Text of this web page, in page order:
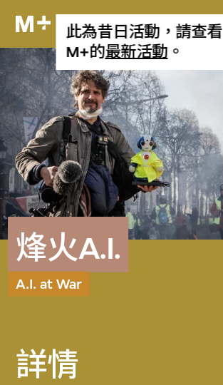
此為昔日活動，請查看
M+的最新活動 。
烽火A.I.
A.I. at War
詳情